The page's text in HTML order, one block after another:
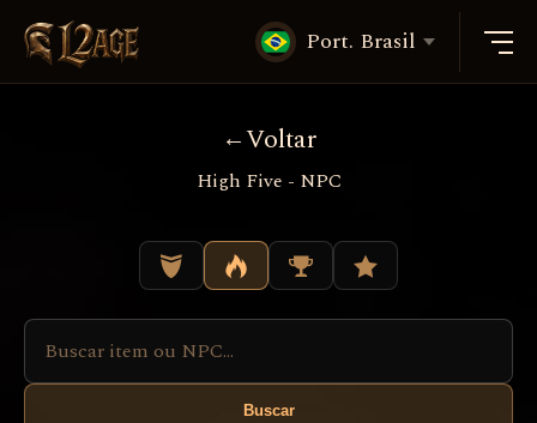
Port. Brasil
Voltar
High Five - NPC
Buscar